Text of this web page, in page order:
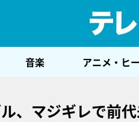
音楽 アニメ・ヒ
、マジギレで前